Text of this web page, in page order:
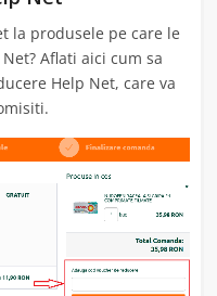
la produsele pe care le
Aflati aici cum sa
Help Net, care va